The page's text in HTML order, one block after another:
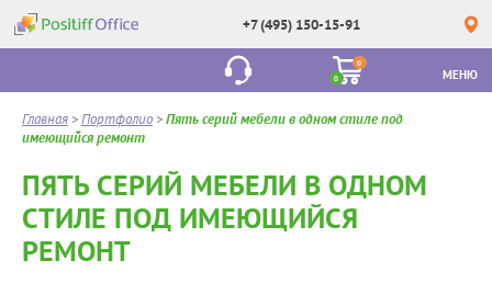
+7 (495) 150-15-91
0
0
МЕНЮ
Главная >Портфолио >Пять серий мебели в одном стиле под
имеющийся ремонт
ПЯТЬ СЕРИЙ МЕБЕЛИ В ОДНОМ
СТИЛЕ ПОД ИМЕЮЩИЙСЯ
РЕМОНТ